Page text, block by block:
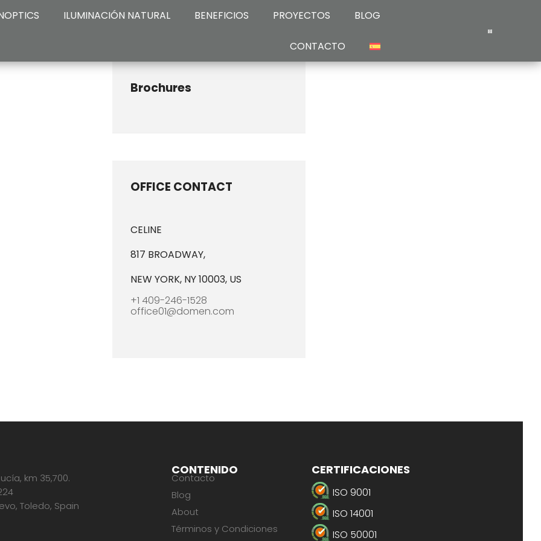
ILUMINACIÓN NATURAL BENEFICIOS PROYECTOS BLOG
CONTACTO
Brochures
OFFICE CONTACT
CELINE
817 BROADWAY,
NEW YORK, NY 10003, US
+1 409-246-1528
office01@domen.com
km 35,700.
Toledo, Spain
CONTENIDO
Contacto
Blog
About
Términos y Condiciones
CERTIFICACIONES
ISO 9001
ISO 14001
ISO 50001